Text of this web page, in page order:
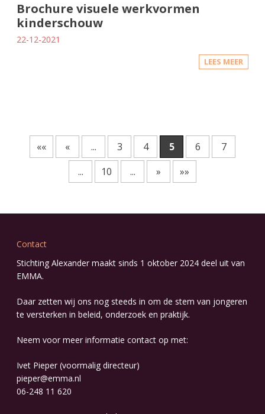
Brochure visuele werkvormen
kinderschouw
22-12-2021
LEES MEER
«« « ... 3 4 5 6
7
...
10 ... » »»
Contact
Stichting Alexander maakt sinds 1 oktober 2024 deel uit van
EMMA.
Daar zetten wij ons nog steeds in om de stem van jongeren
te versterken in beleid, onderzoek en praktijk.
Neem voor meer informatie contact op met:
Ivet Pieper (voormalig directeur)
pieper@emma.nl
06-248 11 620